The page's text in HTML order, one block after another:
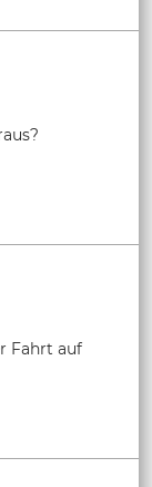
Fahrt auf